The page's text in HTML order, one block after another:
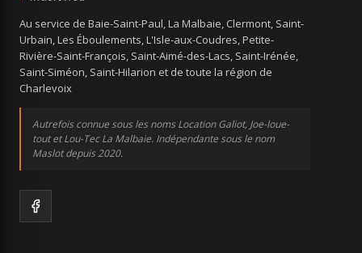
Au service de Baie-Saint-Paul, La Malbaie, Clermont, Saint-
Urbain, Les Éboulements, L'Isle-aux-Coudres, Petite-
Rivière-Saint-François, Saint-Aimé-des-Lacs, Saint-Irénée,
Saint-Siméon, Saint-Hilarion et de toute la région de
Charlevoix
Autrefois connue sous les noms Location Galiot, Joe-loue-
tout et Lou-Tec La Malbaie. Indépendante sous le nom
Maslot depuis 2020.